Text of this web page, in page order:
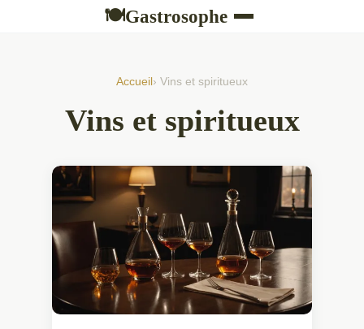
🍽Gastrosophe
Accueil › Vins et spiritueux
Vins et spiritueux